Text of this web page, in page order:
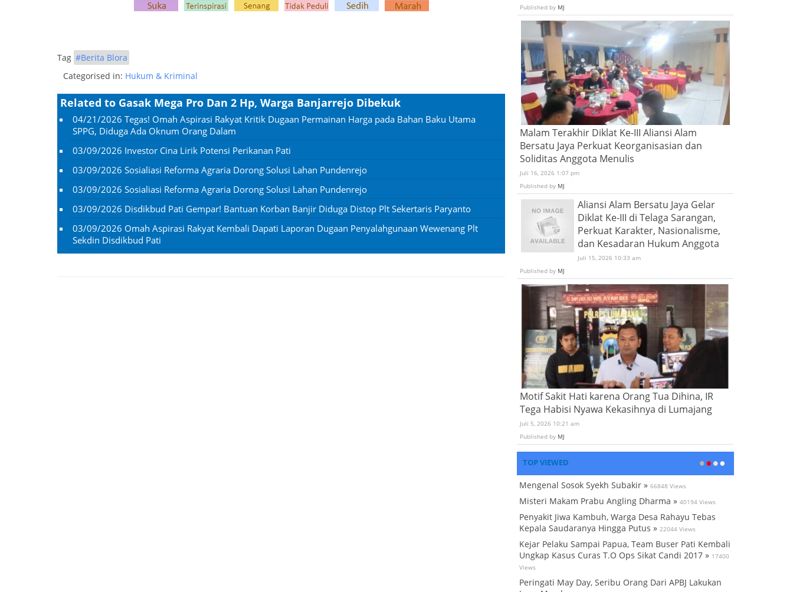
Tag #Berita Blora
Categorised in: Hukum & Kriminal
Related to Gasak Mega Pro Dan 2 Hp, Warga Banjarrejo Dibekuk
04/21/2026 Tegas! Omah Aspirasi Rakyat Kritik Dugaan Permainan Harga pada Bahan Baku Utama
SPPG, Diduga Ada Oknum Orang Dalam
03/09/2026 Investor Cina Lirik Potensi Perikanan Pati
03/09/2026 Sosialiasi Reforma Agraria Dorong Solusi Lahan Pundenrejo
03/09/2026 Sosialiasi Reforma Agraria Dorong Solusi Lahan Pundenrejo
03/09/2026 Disdikbud Pati Gempar! Bantuan Korban Banjir Diduga Distop Plt Sekertaris Paryanto
03/09/2026 Omah Aspirasi Rakyat Kembali Dapati Laporan Dugaan Penyalahgunaan Wewenang Plt
Sekdin Disdikbud Pati
Published by MJ
Malam Terakhir Diklat Ke-III Aliansi Alam
Bersatu Jaya Perkuat Keorganisasian dan
Soliditas Anggota Menulis
Juli 16, 2026 1:07 pm
Published by MJ
Aliansi Alam Bersatu Jaya Gelar
Diklat Ke-III di Telaga Sarangan,
Perkuat Karakter, Nasionalisme,
dan Kesadaran Hukum Anggota
Juli 15, 2026 10:33 am
Published by MJ
Motif Sakit Hati karena Orang Tua Dihina, IR
Tega Habisi Nyawa Kekasihnya di Lumajang
Juli 5, 2026 10:21 am
Published by MJ
TOP VIEWED
Mengenal Sosok Syekh Subakir » 66848 Views
Misteri Makam Prabu Angling Dharma » 40194 Views
Penyakit Jiwa Kambuh, Warga Desa Rahayu Tebas
Kepala Saudaranya Hingga Putus » 22044 Views
Kejar Pelaku Sampai Papua, Team Buser Pati Kembali
Ungkap Kasus Curas T.O Ops Sikat Candi 2017 » 17400
Views
Peringati May Day, Seribu Orang Dari APBJ Lakukan